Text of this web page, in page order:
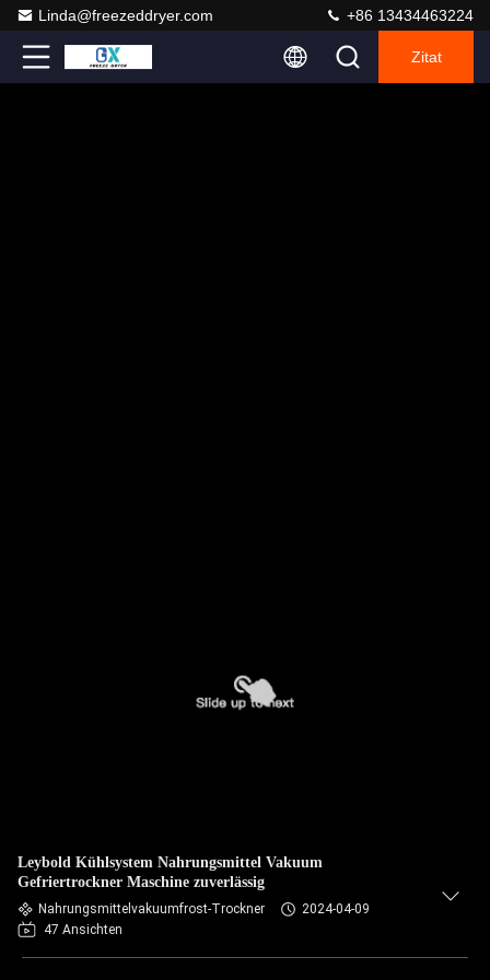
Linda@freezeddryer.com +86 13434463224
Zitat
Leybold Kühlsystem Nahrungsmittel Vakuum
Gefriertrockner Maschine zuverlässig
Nahrungsmittelvakuumfrost-Trockner
2024-04-09
47 Ansichten